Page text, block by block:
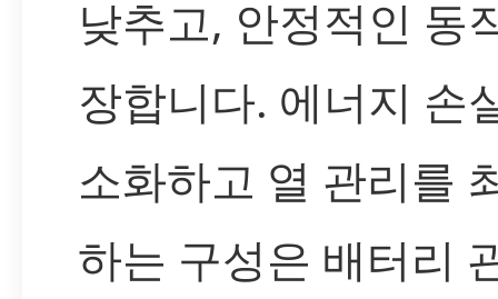
낮추고, 안정적인 동
장합니다. 에너지 손
소화하고 열 관리를
하는 구성은 배터리